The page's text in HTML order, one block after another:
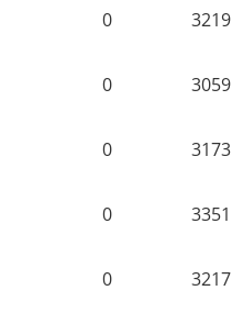
0 3219
0 3059
0 3173
0 3351
0 3217